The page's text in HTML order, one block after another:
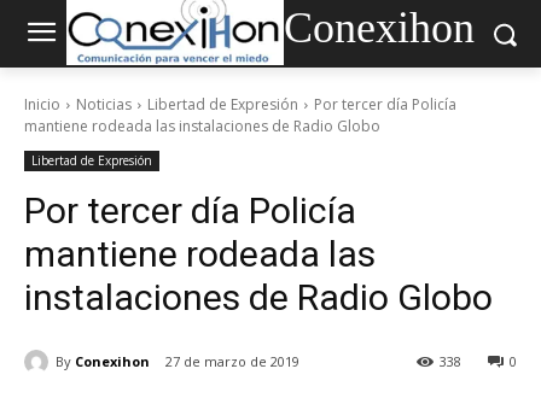
Conexihon
Inicio Noticias Libertad de Expresión
Por tercer día Policía
mantiene rodeada las instalaciones de Radio Globo
Libertad de Expresión
Por tercer día Policía
mantiene rodeada las
instalaciones de Radio Globo
By Conexihon 27 de marzo de 2019 0
338